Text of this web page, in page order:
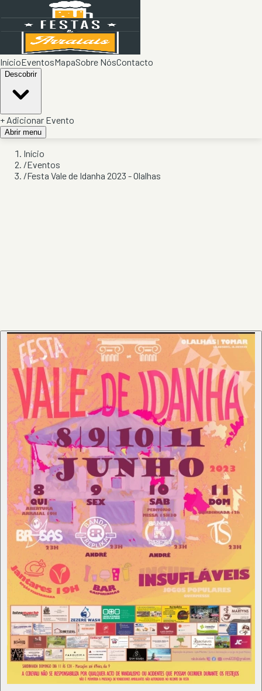
InícioEventosMapaSobre NósContacto
Descobrir
+ Adicionar Evento
Abrir menu
Início
/Eventos
/Festa Vale de Idanha 2023 - Olalhas